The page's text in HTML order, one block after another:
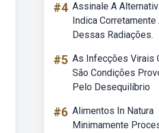
#4 Assinale A
Indica
Dessas Radiações.
#5 As Infecções Virais
São Condições
Pelo Desequilíbrio
#6 Alimentos In Natura
Minimamente